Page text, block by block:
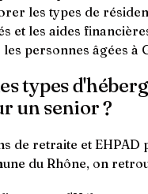
les types de
et les aides
personnes âgées à
types
un senior ?
de retraite et EHPAD
du Rhône, on